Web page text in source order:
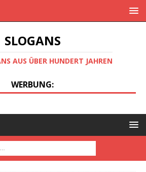
SLOGANS
AUS ÜBER HUNDERT JAHREN
WERBUNG: